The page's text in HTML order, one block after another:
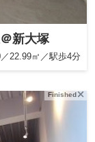
新大塚
22.99㎡／駅歩4分
Finished